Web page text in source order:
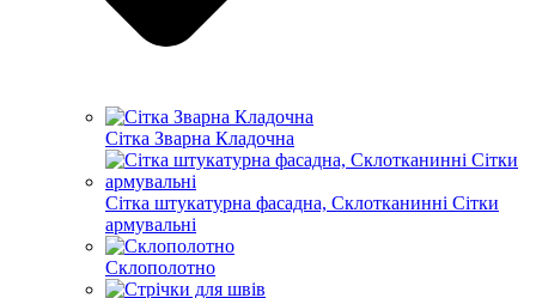
Сітка Зварна Кладочна
Сітка штукатурна фасадна, Склотканинні Сітки
армувальні
Склополотно